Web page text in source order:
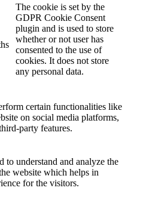
The cookie is set by the
GDPR Cookie Consent
plugin and is used to store
whether or not user has
consented to the use of
cookies. It does not store
any personal data.
certain functionalities like
on social media platforms,
party features.
to understand and analyze the
website which helps in
for the visitors.